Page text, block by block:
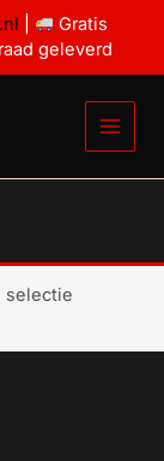
Gratis
geleverd
selectie